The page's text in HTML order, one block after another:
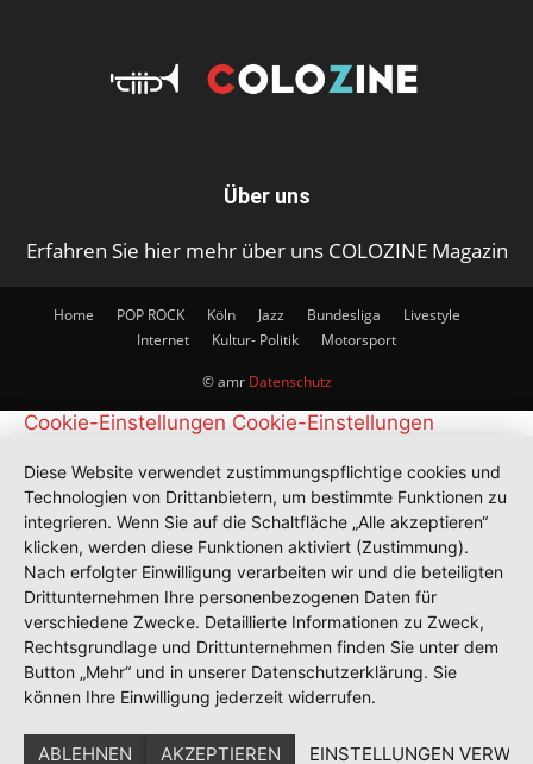
Über uns
Erfahren Sie hier mehr über uns COLOZINE Magazin
Home POP ROCK Köln Jazz Bundesliga
Livestyle
Internet
Kultur- Politik Motorsport
© amr Datenschutz
Cookie-Einstellungen Cookie-Einstellungen
Diese Website verwendet zustimmungspflichtige cookies und
Technologien von Drittanbietern, um bestimmte Funktionen zu
integrieren. Wenn Sie auf die Schaltfläche „Alle akzeptieren“
klicken, werden diese Funktionen aktiviert (Zustimmung).
Nach erfolgter Einwilligung verarbeiten wir und die beteiligten
Drittunternehmen Ihre personenbezogenen Daten für
verschiedene Zwecke. Detaillierte Informationen zu Zweck,
Rechtsgrundlage und Drittunternehmen finden Sie unter dem
Button „Mehr“ und in unserer Datenschutzerklärung. Sie
können Ihre Einwilligung jederzeit widerrufen.
ABLEHNEN AKZEPTIEREN EINSTELLUNGEN